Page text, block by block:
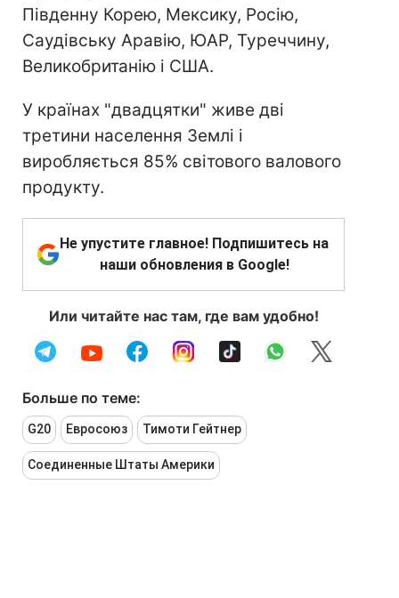
Південну Корею, Мексику, Росію,
Саудівську Аравію, ЮАР, Туреччину,
Великобританію і США.
У країнах "двадцятки" живе дві
третини населення Землі і
виробляється 85% світового валового
продукту.
Не упустите главное! Подпишитесь на
наши обновления в Google!
Или читайте нас там, где вам удобно!
Больше по теме:
G20 Евросоюз Тимоти Гейтнер
Соединенные Штаты Америки